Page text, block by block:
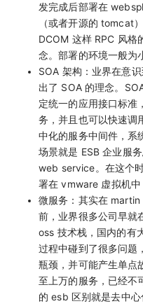
发完成后部署在
（或者开源的 tomcat
DCOM 这样 RPC 风格
念。部署的环境一般为
SOA 架构：业界在意
出了 SOA 的理念。
定统一的应用接口标准
务，并且也可以快速调
中化的服务中间件，系
场景就是 ESB 企业服
web service。在这个
署在 vmware 虚拟机中
微服务：其实在
前，业界很多公司早就
oss 技术栈，国内的有
过程中碰到了很多问题
瓶颈，并可能产生单点
至上万的服务，已经不
的 esb 区别就是去中